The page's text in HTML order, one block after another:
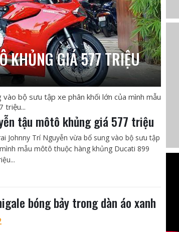
KHỦNG GIÁ 577 TRIỆU
bộ sưu tập xe phân khối lớn của mình mẫu
triệu...
tậu môtô khủng giá 577 triệu
Johnny Trí Nguyễn vừa bổ sung vào bộ sưu tập
mẫu môtô thuộc hàng khủng Ducati 899
bóng bảy trong dàn áo xanh